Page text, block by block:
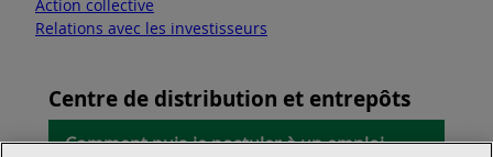
Action collective
Relations avec les investisseurs
Centre de distribution et entrepôts
Comment puis-je postuler à un emploi